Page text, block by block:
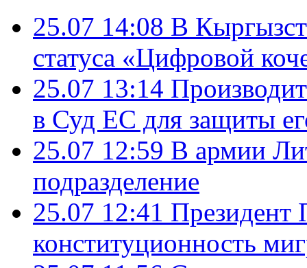
25.07 14:08 В
статуса «Цифровой
25.07 13:14
в Суд ЕС для защиты
25.07 12:59 В армии
подразделение
25.07 12:41 Президент
конституционность